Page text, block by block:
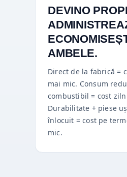
DEVINO
AMBELE.
Direct de la fabrică =
mai mic. Consum
combustibil = cost
Durabilitate + piese
înlocuit = cost pe
mic.